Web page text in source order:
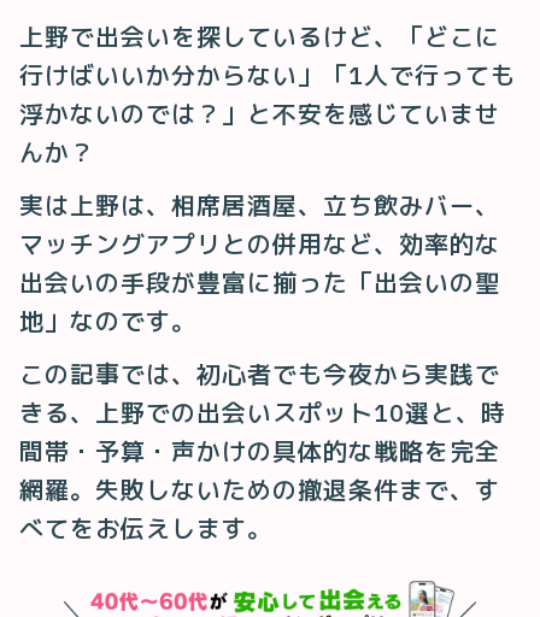
上野で出会いを探しているけど、「どこに
行けばいいか分からない」「1人で行っても
浮かないのでは？」と不安を感じていませ
んか？
実は上野は、相席居酒屋、立ち飲みバー、
マッチングアプリとの併用など、効率的な
出会いの手段が豊富に揃った「出会いの聖
地」なのです。
この記事では、初心者でも今夜から実践で
きる、上野での出会いスポット10選と、時
間帯・予算・声かけの具体的な戦略を完全
網羅。失敗しないための撤退条件まで、す
べてをお伝えします。